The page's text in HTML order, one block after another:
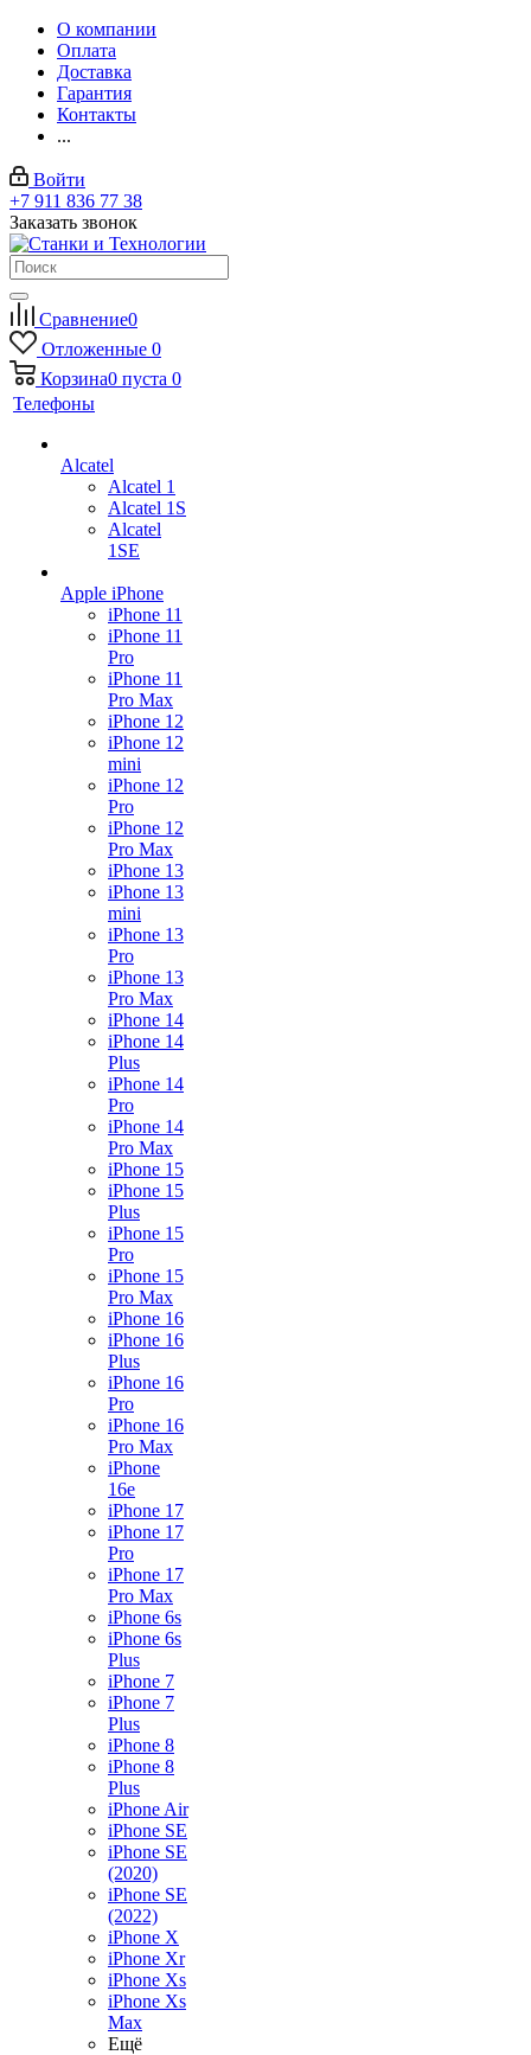
О компании
Оплата
Доставка
Гарантия
Контакты
...
Войти
+7 911 836 77 38
Заказать звонок
Сравнение0
Отложенные 0
Корзина0 пуста 0
Телефоны
Alcatel
Alcatel 1
Alcatel 1S
Alcatel
1SE
Apple iPhone
iPhone 11
iPhone 11
Pro
iPhone 11
Pro Max
iPhone 12
iPhone 12
mini
iPhone 12
Pro
iPhone 12
Pro Max
iPhone 13
iPhone 13
mini
iPhone 13
Pro
iPhone 13
Pro Max
iPhone 14
iPhone 14
Plus
iPhone 14
Pro
iPhone 14
Pro Max
iPhone 15
iPhone 15
Plus
iPhone 15
Pro
iPhone 15
Pro Max
iPhone 16
iPhone 16
Plus
iPhone 16
Pro
iPhone 16
Pro Max
iPhone
16e
iPhone 17
iPhone 17
Pro
iPhone 17
Pro Max
iPhone 6s
iPhone 6s
Plus
iPhone 7
iPhone 7
Plus
iPhone 8
iPhone 8
Plus
iPhone Air
iPhone SE
iPhone SE
(2020)
iPhone SE
(2022)
iPhone X
iPhone Xr
iPhone Xs
iPhone Xs
Max
Ещё